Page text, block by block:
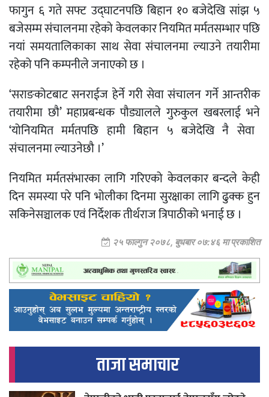
फागुन ६ गते सफ्ट उद्घाटनपछि बिहान १० बजेदेखि सांझ ५
बजेसम्मसंचालनमारहेकोकेवलकारनियमितमर्मतसम्भारपछि
नयां समयतालिकाका साथ सेवा संचालनमा ल्याउने तयारीमा
रहेकोपनिकम्पनीलेजनाएकोछ ।
‘सराङकोटबाटसनराईजहेर्नेगरीसेवासंचालनगर्नेआन्तरीक
तयारीमा छौ’महाप्रबन्धक पौड्यालले गुरुकुल खबरलाई भने
‘योनियमित मर्मतपछि हामी बिहान ५ बजेदेखि नै सेवा
संचालनमाल्याउनेछौ ।’
नियमित मर्मतसंभारका लागि गरिएको केवलकार बन्दले केही
दिनसमस्यापरेपनिभोलीकादिनमासुरक्षाकालागिढुक्कहुन
सकिनेसञ्चालकएवंनिर्देशकतीर्थराजत्रिपाठीकोभनाईछ ।
२५ फाल्गुन २०७८, बुधबार ०७:४६ मा प्रकाशित
ताजा समाचार